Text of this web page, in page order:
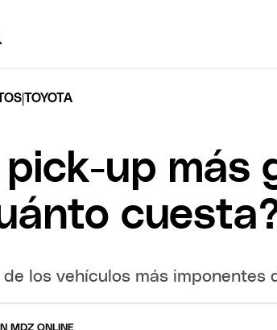
|TOYOTA
pick-up más
de los vehículos más imponentes
MDZ ONLINE